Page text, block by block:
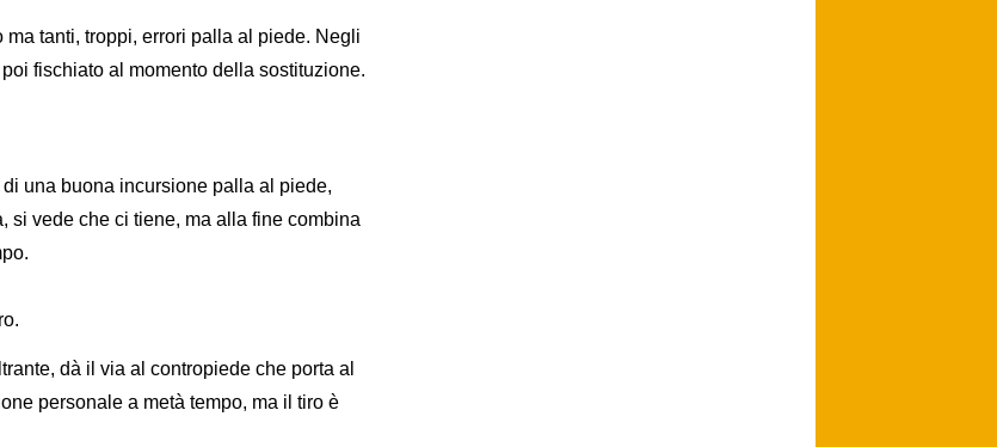
tanti, troppi, errori palla al piede. Negli
fischiato al momento della sostituzione.
una buona incursione palla al piede,
si vede che ci tiene, ma alla fine combina
dà il via al contropiede che porta al
personale a metà tempo, ma il tiro è